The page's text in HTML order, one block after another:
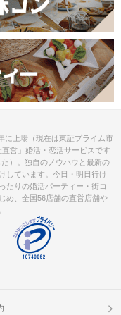
に上場（現在は東証プライム市
営」婚活・恋活サービスです
）。独自のノウハウと最新の
しています。今日・明日行け
たりの婚活パーティー・街コ
め、全国56店舗の直営店舗や